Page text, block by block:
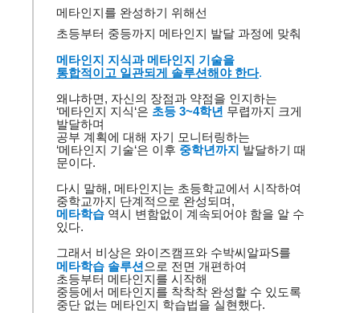
메타인지를 완성하기 위해선
초등부터 중등까지 메타인지 발달 과정에 맞춰
메타인지 지식과 메타인지 기술을
통합적이고 일관되게 솔루션해야 한다.
왜냐하면, 자신의 장점과 약점을 인지하는
‘메타인지 지식‘은 초등 3~4학년 무렵까지 크게
발달하며
공부 계획에 대해 자기 모니터링하는
‘메타인지 기술‘은 이후 중학년까지
발달하기 때
문이다.
다시 말해 , 메타인지는 초등학교에서 시작하여
중학교까지 단계적으로 완성되며 ,
메타학습 역시 변함없이 계속되어야 함을 알 수
있다.
그래서 비상은 와이즈캠프와 수박씨알파S를
메타학습 솔루션으로 전면 개편하여
초등부터 메타인지를 시작해
중등에서 메타인지를 착착착 완성할 수 있도록
중단 없는 메타인지 학습법을 실현했다.